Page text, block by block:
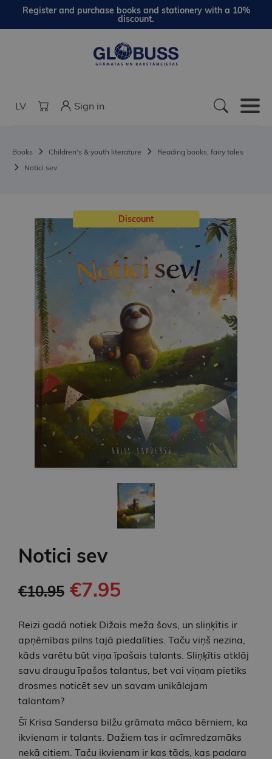
Register and purchase books and stationery with a 10%
discount.
LV Sign in
Books Children's & youth literature
Reading books, fairy tales
Notici sev
Discount
Notici sev
€10.95 €7.95
Reizi gadā notiek Dižais meža šovs, un sliņķītis ir
apņēmības pilns tajā piedalīties. Taču viņš nezina,
kāds varētu būt viņa īpašais talants. Sliņķītis atklāj
savu draugu īpašos talantus, bet vai viņam pietiks
drosmes noticēt sev un savam unikālajam
talantam?
Šī Krisa Sandersa bilžu grāmata māca bērniem, ka
ikvienam ir talants. Dažiem tas ir acīmredzamāks
nekā citiem. Taču ikvienam ir kas tāds, kas padara